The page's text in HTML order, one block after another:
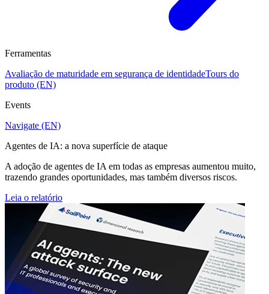
Ferramentas
Avaliação de maturidade em segurança de identidadeTours do
produto (EN)
Events
Navigate (EN)
Agentes de IA: a nova superfície de ataque
A adoção de agentes de IA em todas as empresas aumentou muito,
trazendo grandes oportunidades, mas também diversos riscos.
Leia o relatório